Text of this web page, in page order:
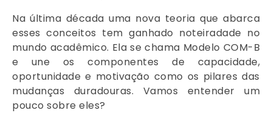
Na última década uma nova teoria que abarca
esses conceitos tem ganhado noteiradade no
mundo acadêmico. Ela se chama Modelo COM-B
e une os componentes de capacidade,
oportunidade e motivação como os pilares das
mudanças duradouras. Vamos entender um
pouco sobre eles?